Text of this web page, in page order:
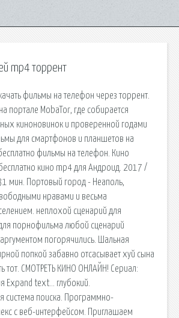
mp4 торрент
фильмы на телефон через торрент.
портале MobaTor, где собирается
киноновинок и проверенной годами
для смартфонов и планшетов на
фильмы на телефон. Кино
кино mp4 для Андроид. 2017 /
мин. Портовый город - Неаполь,
нравами и весьма
неплохой сценарий для
порнофильма любой сценарий
погорячились. Шальная
попкой забавно отсасывает хуй сына
тот. СМОТРЕТЬ КИНО ОНЛАЙН! Сериал:
Expand text… глубокий.
система поиска. Программно-
с веб-интерфейсом. Приглашаем